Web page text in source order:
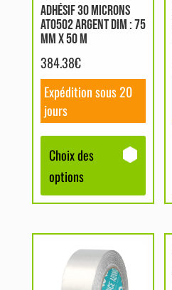
ADHÉSIF 30 MICRONS
AT0502 ARGENT DIM : 75
MM X 50 M
384.38€
Expédition sous 20
jours
Choix des
options
options
peuvent
être
choisies
sur
la
page
du
produit
produit